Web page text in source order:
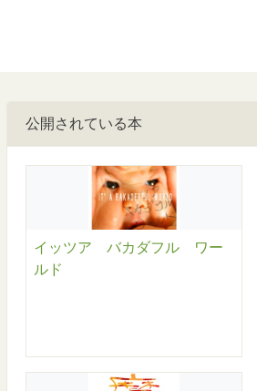
公開されている本
イッツア バカダフル ワー
ルド